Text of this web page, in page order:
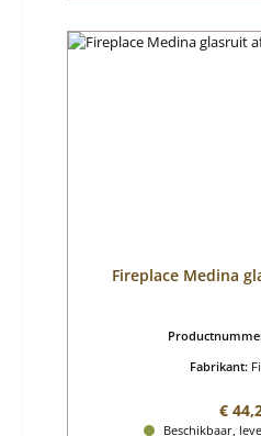
Fireplace Medina
Fabrikant:
€
Beschikbaar,